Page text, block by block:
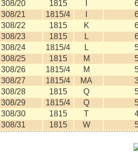
308/20
1815
308/21
1815/4
308/22
1815 K
308/23
1815 L
308/24
1815/4 L
308/25
1815 M
308/26
1815/4 M
308/27
1815/4 MA
308/28
1815 Q
308/29
1815/4 Q
308/30
1815 T
308/31
1815 W